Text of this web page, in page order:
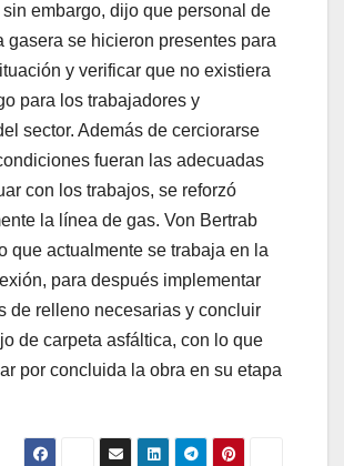
embargo, dijo que personal de
gasera se hicieron presentes para
y verificar que no existiera
para los trabajadores y
sector. Además de cerciorarse
fueran las adecuadas
con los trabajos, se reforzó
la línea de gas. Von Bertrab
que actualmente se trabaja en la
para después implementar
de relleno necesarias y concluir
de carpeta asfáltica, con lo que
por concluida la obra en su etapa